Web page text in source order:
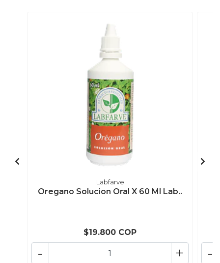
Labfarve
Oregano Solucion Oral X 60 Ml Lab..
$19.800 COP
+
- -